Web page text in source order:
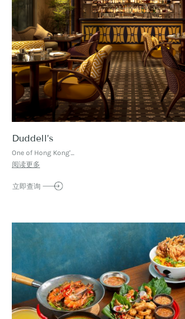
Duddell’s
One of Hong Kong'...
阅读更多
立即查询